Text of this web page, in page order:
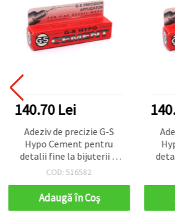
140.70 Lei
Adeziv de precizie G-S
Hypo Cement pentru
detalii fine la bijuterii și
artizanat, tub cu vârf
COD: 516582
Adaugă în Coş